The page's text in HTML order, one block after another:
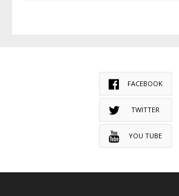
FACEBOOK
TWITTER
YOU TUBE